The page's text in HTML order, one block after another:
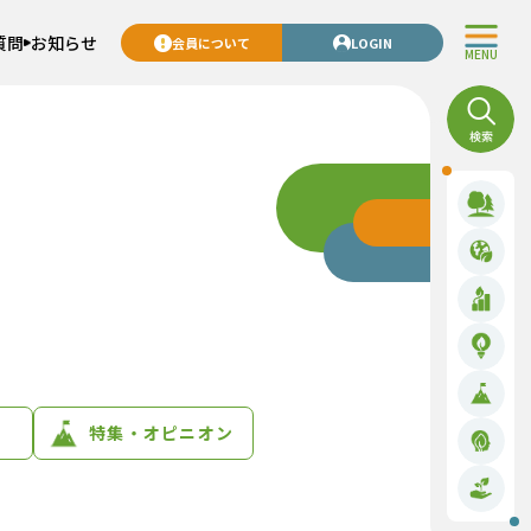
MENU
問 お知らせ 会員について LOGIN
特集・オピニオン